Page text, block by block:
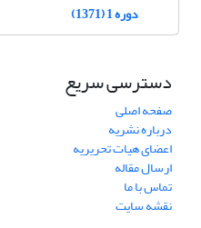
دوره 1 (1371)
دسترسی سریع
صفحه اصلی
درباره نشریه
اعضای هیات تحریریه
ارسال مقاله
تماس با ما
نقشه سایت